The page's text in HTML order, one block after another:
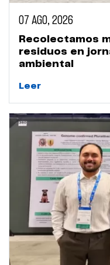
07 AGO, 2026
Recolectamos
residuos en
ambiental
Leer